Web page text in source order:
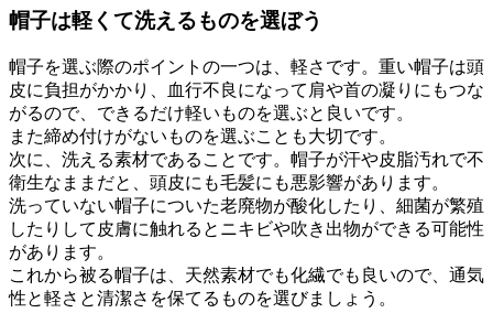
帽子は軽くて洗えるものを選ぼう
帽子を選ぶ際のポイントの一つは、軽さです。重い帽子は頭
皮に負担がかかり、血行不良になって肩や首の凝りにもつな
がるので、できるだけ軽いものを選ぶと良いです。
また締め付けがないものを選ぶことも大切です。
次に、洗える素材であることです。帽子が汗や皮脂汚れで不
衛生なままだと、頭皮にも毛髪にも悪影響があります。
洗っていない帽子についた老廃物が酸化したり、細菌が繁殖
したりして皮膚に触れるとニキビや吹き出物ができる可能性
があります。
これから被る帽子は、天然素材でも化繊でも良いので、通気
性と軽さと清潔さを保てるものを選びましょう。